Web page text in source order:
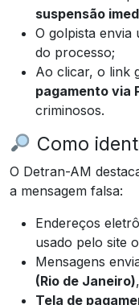
suspensão
O golpista envia
do processo;
Ao clicar, o link
pagamento via
criminosos.
Como
O Detran-AM
a mensagem falsa:
Endereços
usado pelo site
Mensagens
(Rio de Janeiro)
Tela de